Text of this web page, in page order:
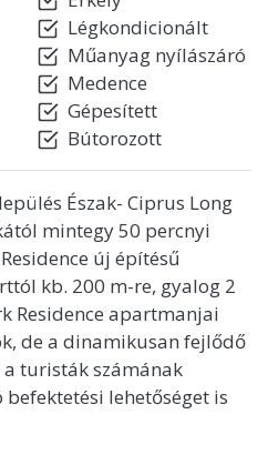
Légkondicionált
Műanyag nyílászáró
Medence
Gépesített
Bútorozott
Észak- Ciprus Long
mintegy 50 percnyi
új építésű
kb. 200 m-re, gyalog 2
Residence apartmanjai
de a dinamikusan fejlődő
turisták számának
lehetőséget is